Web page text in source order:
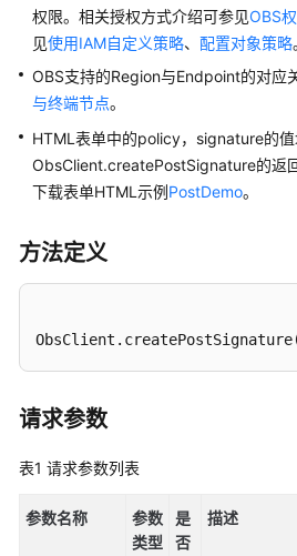
限
配
置
指
工
具
南
实
践
API
考
SDK
权限。相关授权方式介绍可参见OBS
见使用IAM自定义策略、 配置对象策略
OBS支持的Region与Endpoint的对应
与终端节点。
HTML表单中的policy，signature的值
ObsClient.createPostSignature的返
下载表单HTML示例PostDemo。
方法定义
ObsClient .createPostSignature
请求参数
表1 请求参数列表
参数名称
参数
类型
是
否
描述